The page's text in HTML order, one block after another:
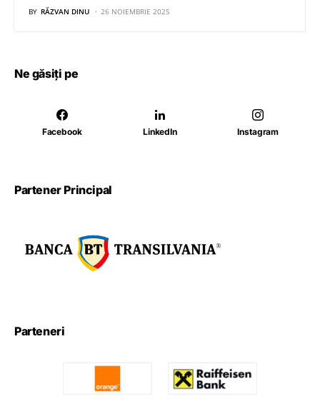
BY RĂZVAN DINU 26 NOIEMBRIE 2025
Ne găsiți pe
Facebook LinkedIn Instagram
Partener Principal
Parteneri